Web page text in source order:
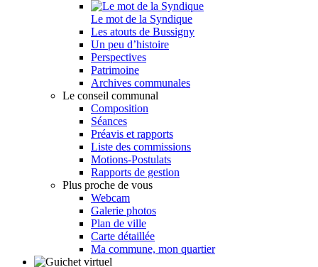
Le mot de la Syndique
Les atouts de Bussigny
Un peu d’histoire
Perspectives
Patrimoine
Archives communales
Le conseil communal
Composition
Séances
Préavis et rapports
Liste des commissions
Motions-Postulats
Rapports de gestion
Plus proche de vous
Webcam
Galerie photos
Plan de ville
Carte détaillée
Ma commune, mon quartier